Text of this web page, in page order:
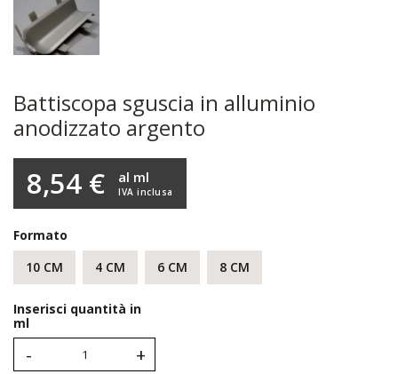
Battiscopa sguscia in alluminio
anodizzato argento
8,54 € IVA inclusa
al ml
Formato
10 CM
4 CM 6 CM 8 CM
Inserisci quantità in
ml
- +